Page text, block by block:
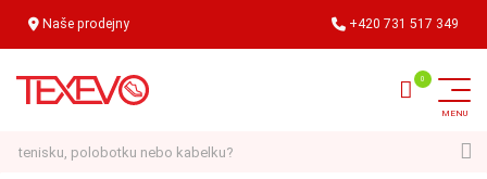
Naše prodejny +420 731 517 349